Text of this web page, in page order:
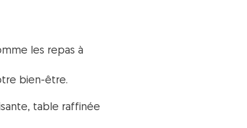
les repas à
bien-être.
table raffinée